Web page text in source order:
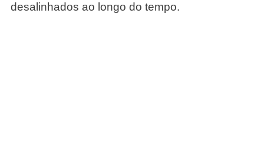
desalinhados ao longo do tempo.